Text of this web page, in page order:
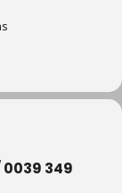
349